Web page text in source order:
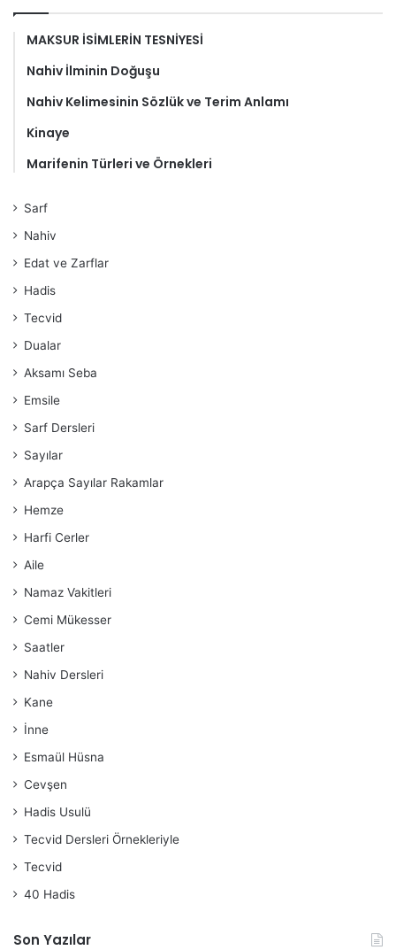
MAKSUR İSİMLERİN TESNİYESİ
Nahiv İlminin Doğuşu
Nahiv Kelimesinin Sözlük ve Terim Anlamı
Kinaye
Marifenin Türleri ve Örnekleri
Sarf
Nahiv
Edat ve Zarflar
Hadis
Tecvid
Dualar
Aksamı Seba
Emsile
Sarf Dersleri
Sayılar
Arapça Sayılar Rakamlar
Hemze
Harfi Cerler
Aile
Namaz Vakitleri
Cemi Mükesser
Saatler
Nahiv Dersleri
Kane
İnne
Esmaül Hüsna
Cevşen
Hadis Usulü
Tecvid Dersleri Örnekleriyle
Tecvid
40 Hadis
Son Yazılar